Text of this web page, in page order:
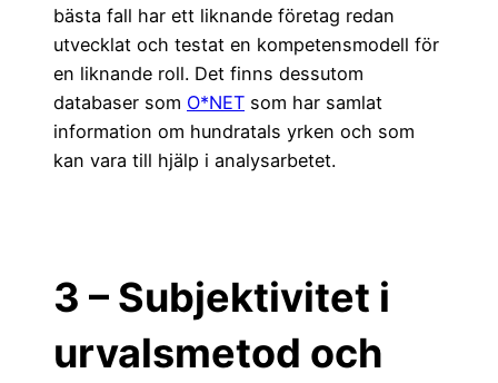
bästa fall har ett liknande företag redan
utvecklat och testat en kompetensmodell för
en liknande roll. Det finns dessutom
databaser som O*NET som har samlat
information om hundratals yrken och som
kan vara till hjälp i analysarbetet.
3 – Subjektivitet i
urvalsmetod och